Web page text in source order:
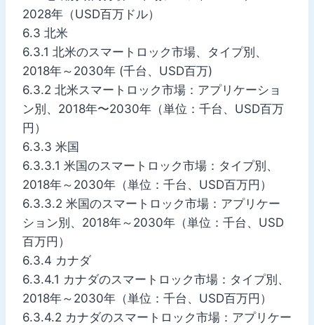
2028年（USD百万ドル）
6.3 北米
6.3.1 北米のスマートロック市場、タイプ別、
2018年～2030年 (千台、USD百万)
6.3.2 北米スマートロック市場：アプリケーショ
ン別、2018年〜2030年（単位：千台、USD百万
円）
6.3.3 米国
6.3.3.1 米国のスマートロック市場：タイプ別、
2018年～2030年（単位：千台、USD百万円）
6.3.3.2 米国のスマートロック市場：アプリケー
ション別、2018年～2030年（単位：千台、USD
百万円）
6.3.4 カナダ
6.3.4.1 カナダのスマートロック市場：タイプ別、
2018年～2030年（単位：千台、USD百万円）
6.3.4.2 カナダのスマートロック市場：アプリケー